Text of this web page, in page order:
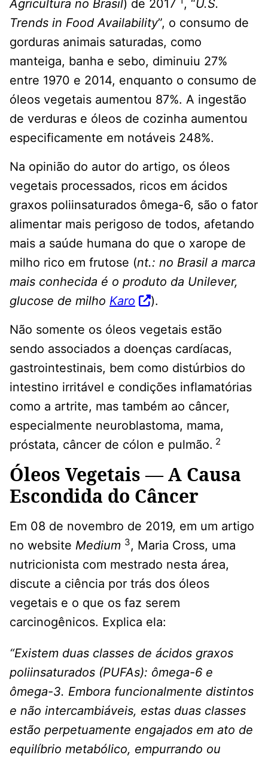
Agricultura no Brasil) de 2017 , “U.S.
Trends in Food Availability”, o consumo de
gorduras animais saturadas, como
manteiga, banha e sebo, diminuiu 27%
entre 1970 e 2014, enquanto o consumo de
óleos vegetais aumentou 87%. A ingestão
de verduras e óleos de cozinha aumentou
especificamente em notáveis 248%.
Na opinião do autor do artigo, os óleos
vegetais processados, ricos em ácidos
graxos poliinsaturados ômega-6, são o fator
alimentar mais perigoso de todos, afetando
mais a saúde humana do que o xarope de
milho rico em frutose (nt.: no Brasil a marca
mais conhecida é o produto da Unilever,
glucose de milho Karo
).
Não somente os óleos vegetais estão
sendo associados a doenças cardíacas,
gastrointestinais, bem como distúrbios do
intestino irritável e condições inflamatórias
como a artrite, mas também ao câncer,
especialmente neuroblastoma, mama,
próstata, câncer de cólon e pulmão. 2
Óleos Vegetais — A Causa
Escondida do Câncer
Em 08 de novembro de 2019, em um artigo
no website Medium 3, Maria Cross, uma
nutricionista com mestrado nesta área,
discute a ciência por trás dos óleos
vegetais e o que os faz serem
carcinogênicos. Explica ela:
“Existem duas classes de ácidos graxos
poliinsaturados (PUFAs): ômega-6 e
ômega-3. Embora funcionalmente distintos
e não intercambiáveis, estas duas classes
estão perpetuamente engajados em ato de
equilíbrio metabólico, empurrando ou